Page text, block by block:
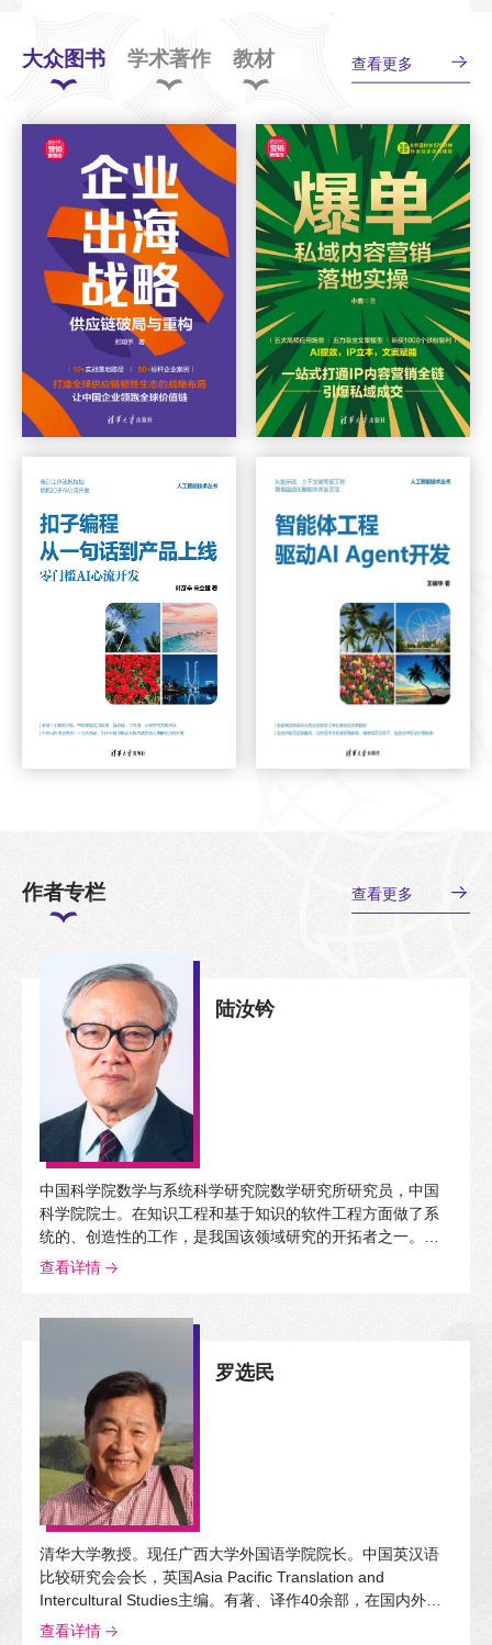
大众图书 学术著作 教材 查看更多
作者专栏 查看更多
陆汝钤
中国科学院数学与系统科学研究院数学研究所研究员，中国
科学院院士。在知识工程和基于知识的软件工程方面做了系
统的、创造性的工作，是我国该领域研究的开拓者之一。著
有210余万字的计算机理论著作《计算系统的形式语义》。
查看详情
罗选民
清华大学教授。现任广西大学外国语学院院长。中国英汉语
比较研究会会长，英国Asia Pacific Translation and
Intercultural Studies主编。有著、译作40余部，在国内外期
刊发表论文200余篇；所著《翻译与中国现代性》入选国家社
查看详情